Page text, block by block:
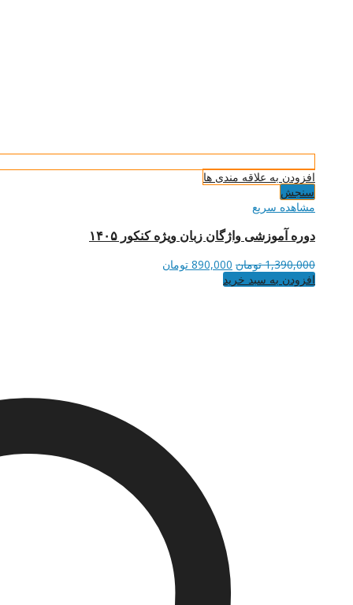
افزودن به علاقه مندی ها
سنجش
مشاهده سریع
دوره آموزشی واژگان زبان ویژه کنکور ۱۴۰۵
1,390,000 تومان قیمت
اصلی
890,000 تومان
افزودن به سبد خرید